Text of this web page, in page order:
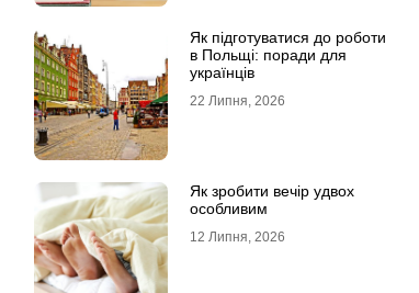
Як підготуватися до роботи
в Польщі: поради для
українців
22 Липня, 2026
Як зробити вечір удвох
особливим
12 Липня, 2026